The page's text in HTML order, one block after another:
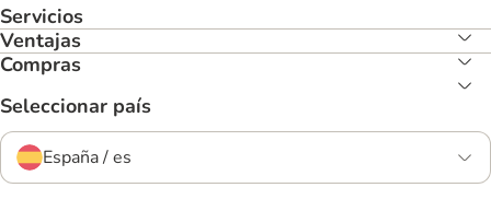
Servicios
Ventajas
Compras
Seleccionar país
España / es